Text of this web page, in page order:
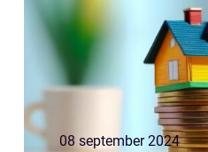
08 september 2024